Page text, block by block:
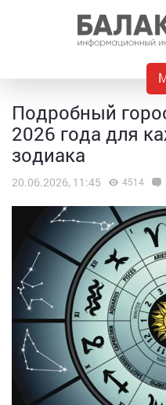
Подробный
2026 года для
зодиака
20.06.2026, 11:45 4514